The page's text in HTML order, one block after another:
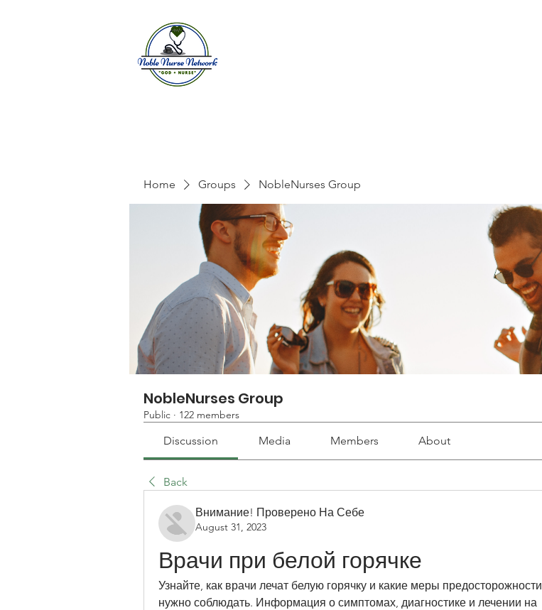
Home Groups NobleNurses Group
NobleNurses Group
Public · 122 members
Discussion Media Members About
Back
Внимание! Проверено На Себе
August 31, 2023
Врачи при белой горячке
Узнайте, как врачи лечат белую горячку и какие меры предосторожности
нужно соблюдать. Информация о симптомах, диагностике и лечении на